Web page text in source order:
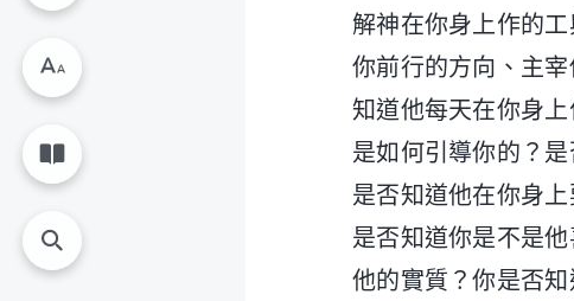
解神在你身上作的
你前行的方向、主
知道他每天在你身
是如何引導你的？
是否知道他在你身
是否知道你是不是
他的實質？你是否